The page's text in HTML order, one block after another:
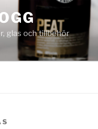
glas och tillbehör